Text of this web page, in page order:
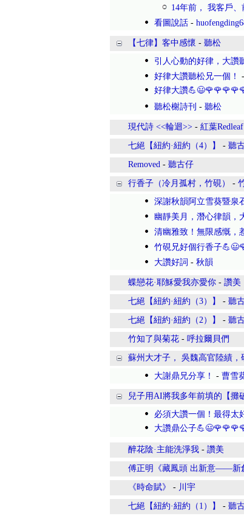
14年前， 我客戶
看圖說話 -
【七律】客中感懷 - 聽松
引人心動的好律，大讚
好律大讚聽松兄一個！ -
好律大讚
聽松榭詩刊 - 聽松
現代詩 <<輪迴>> - 紅葉Redleaf
七絕【紐約·紐約（4）】 - 聽
Removed - 聽古仔
行香子（冷月孤村，竹硯） -
深謝秋韻阿立雪葵暨泉
幽靜美月，潛心律韻，
清幽雅致！無限感慨，
竹硯兄好個行香子
大讚好詞 - 秋韻
蝶戀花·耶穌愛我亦愛你 - 讚美
七絕【紐約·紐約（3）】 - 聽
七絕【紐約·紐約（2）】 - 聽
竹知了與菊花 - 呼拉爾貝們
蘇州大才子， 吳魏高官陸績，
大謝鼎兄分享！ - 曹雪
兒子用AI將我多年前填的【攤
必須大讚一個！最得太
大讚鼎公子
醉花陰·主能洗淨我 - 讚美
傅正明《藏鳳頭 出新意——新
《時命賦》 - 川宇
七絕【紐約·紐約（1）】 - 聽